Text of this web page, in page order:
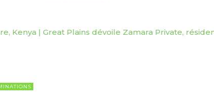
Kenya | Great Plains dévoile Zamara Private,
Australie | Josquin Crepelliere nommé Hotel